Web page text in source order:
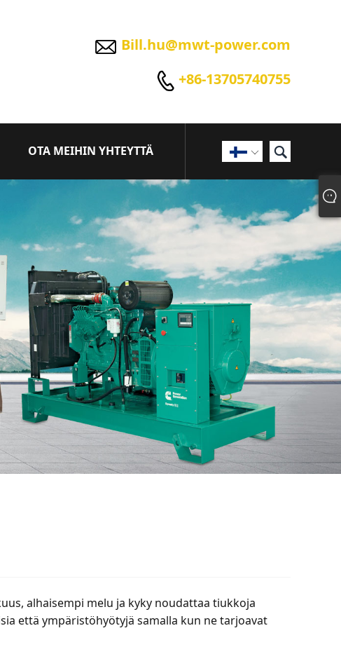
 Bill.hu@mwt-power.com
 +86-13705740755
 
OTA MEIHIN YHTEYTTÄ
alhaisempi melu ja kyky noudattaa tiukkoja
että ympäristöhyötyjä samalla kun ne tarjoavat